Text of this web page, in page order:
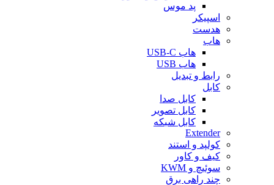
پد موس
اسپیکر
هدست
هاب
هاب USB-C
هاب USB
رابط و تبدیل
کابل
کابل صدا
کابل تصویر
کابل شبکه
Extender
کولپد و استند
کیف و کاور
سوئیچ و KWM
چند راهی برق